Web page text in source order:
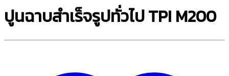
ปูนฉาบสำเร็จรูปทั่วไป TPI M200